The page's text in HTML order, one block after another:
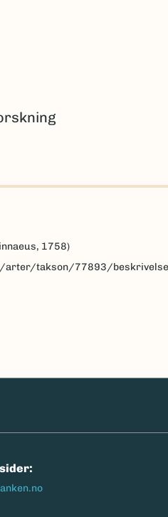
1758)
arter/takson/77893/beskrivelse